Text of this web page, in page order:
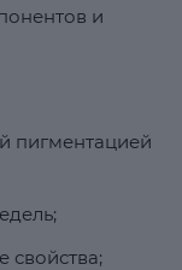
и
пигментацией